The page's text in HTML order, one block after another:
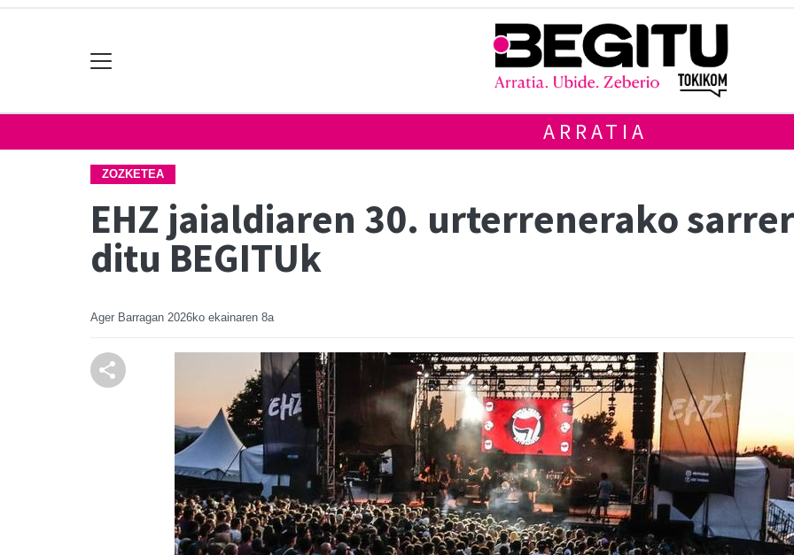
ARRATIA
ZOZKETEA
EHZ jaialdiaren 30. urterrenerako
ditu BEGITUk
Ager Barragan 2026ko ekainaren 8a